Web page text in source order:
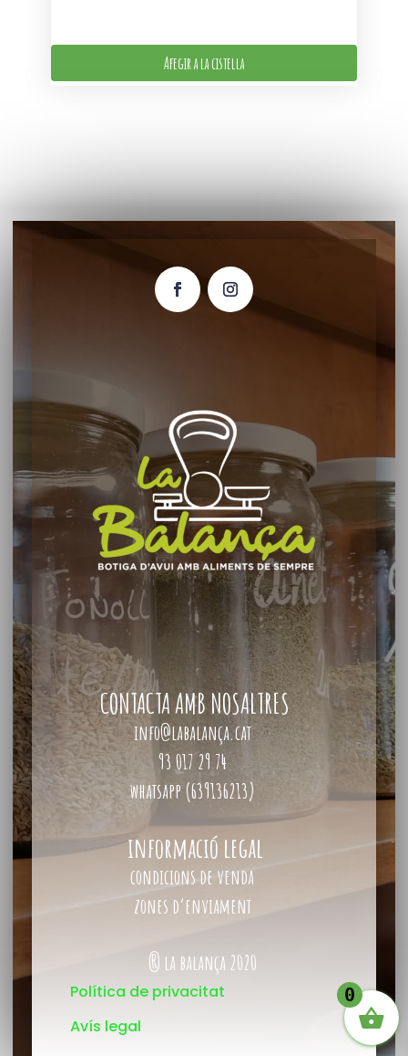
Afegir a la cistella
CONTACTA AMB NOSALTRES
info@labalança.cat
93 017 29 74
whatsapp (639136213)
informació legal
condicions de venda
zones d’enviament
® la balança 2020
Política de privacitat
Avís legal
0